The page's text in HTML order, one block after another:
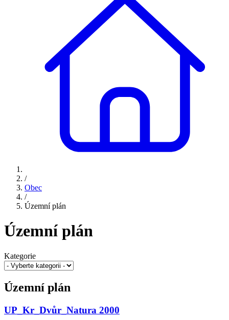
/
Obec
/
Územní plán
Územní plán
Kategorie
Územní plán
UP_Kr_Dvůr_Natura 2000